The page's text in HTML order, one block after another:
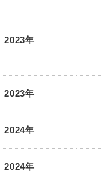
2023年
2023年
2024年
2024年